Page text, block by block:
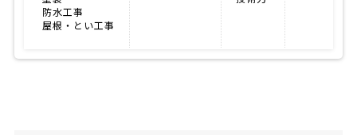
防水工事
屋根・とい工事